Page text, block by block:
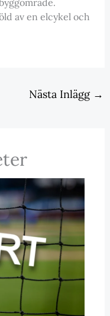
av en elcykel och
Nästa Inlägg →